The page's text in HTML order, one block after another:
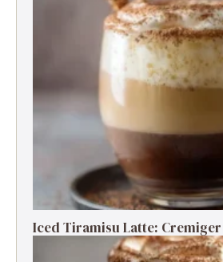
Iced Tiramisu Latte: Cremiger